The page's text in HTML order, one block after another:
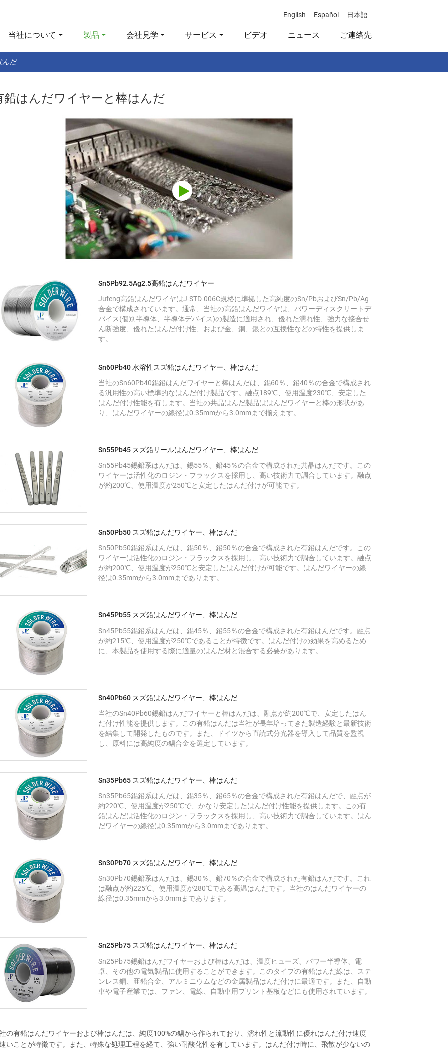
English Español 日本語
当社について 製品 会社見学 サービス ビデオ ニュース ご連絡先
んだ
鉛はんだワイヤーと棒はんだ
Sn5Pb92.5Ag2.5高鉛はんだワイヤー
Jufeng高鉛はんだワイヤはJ-STD-006C規格に準拠した高純度のSn/PbおよびSn/Pb/Ag
合金で構成されています。通常、当社の高鉛はんだワイヤは、パワーディスクリートデ
バイス(個別半導体、半導体デバイス)の製造に適用され、優れた濡れ性、強力な接合せ
ん断強度、優れたはんだ付け性、および金、銅、銀との互換性などの特性を提供しま
す。
Sn60Pb40 水溶性スズ鉛はんだワイヤー、棒はんだ
当社のSn60Pb40錫鉛はんだワイヤーと棒はんだは、錫60％、鉛40％の合金で構成され
る汎用性の高い標準的なはんだ付け製品です。融点189℃、使用温度230℃、安定した
はんだ付け性能を有します。当社の共晶はんだ製品ははんだワイヤーと棒の形状があ
り、はんだワイヤーの線径は0.35mmから3.0mmまで揃えます。
Sn55Pb45 スズ鉛リールはんだワイヤー、棒はんだ
Sn55Pb45錫鉛系はんだは、錫55％、鉛45％の合金で構成された共晶はんだです。この
ワイヤーは活性化のロジン・フラックスを採用し、高い技術力で調合しています。融点
が約200℃、使用温度が250℃と安定したはんだ付けが可能です。
Sn50Pb50 スズ鉛はんだワイヤー、棒はんだ
Sn50Pb50錫鉛系はんだは、錫50％、鉛50％の合金で構成された有鉛はんだです。この
ワイヤーは活性化のロジン・フラックスを採用し、高い技術力で調合しています。融点
が約200℃、使用温度が250℃と安定したはんだ付けが可能です。はんだワイヤーの線
径は0.35mmから3.0mmまであります。
Sn45Pb55 スズ鉛はんだワイヤー、棒はんだ
Sn45Pb55錫鉛系はんだは、錫45％、鉛55％の合金で構成された有鉛はんだです。融点
が約215℃、使用温度が250℃であることが特徴です。はんだ付けの効果を高めるため
に、本製品を使用する際に適量のはんだ材と混合する必要があります。
Sn40Pb60 スズ鉛はんだワイヤー、棒はんだ
当社のSn40Pb60錫鉛はんだワイヤーと棒はんだは、融点が約200℃で、安定したはん
だ付け性能を提供します。この有鉛はんだは当社が長年培ってきた製造経験と最新技術
を結集して開発したものです。また、ドイツから直読式分光器を導入して品質を監視
し、原料には高純度の錫合金を選定しています。
Sn35Pb65 スズ鉛はんだワイヤー、棒はんだ
Sn35Pb65錫鉛系はんだは、錫35％、鉛65％の合金で構成された有鉛はんだで、融点が
約220℃、使用温度が250℃で、かなり安定したはんだ付け性能を提供します。この有
鉛はんだは活性化のロジン・フラックスを採用し、高い技術力で調合しています。はん
だワイヤーの線径は0.35mmから3.0mmまであります。
Sn30Pb70 スズ鉛はんだワイヤー、棒はんだ
Sn30Pb70錫鉛系はんだは、錫30％、鉛70％の合金で構成された有鉛はんだです。これ
は融点が約225℃、使用温度が280℃である高温はんだです。当社のはんだワイヤーの
線径は0.35mmから3.0mmまであります。
Sn25Pb75 スズ鉛はんだワイヤー、棒はんだ
Sn25Pb75錫鉛はんだワイヤーおよび棒はんだは、温度ヒューズ、パワー半導体、電
卓、その他の電気製品に使用することができます。このタイプの有鉛はんだ線は、ステ
ンレス鋼、亜鉛合金、アルミニウムなどの金属製品はんだ付けに最適です。また、自動
車や電子産業では、ファン、電線、自動車用プリント基板などにも使用されています。
の有鉛はんだワイヤーおよび棒はんだは、純度100%の錫から作られており、濡れ性と流動性に優れはんだ付け速度
いことが特徴です。また、特殊な処理工程を経て、強い耐酸化性を有しています。はんだ付け時に、飛散が少ないの